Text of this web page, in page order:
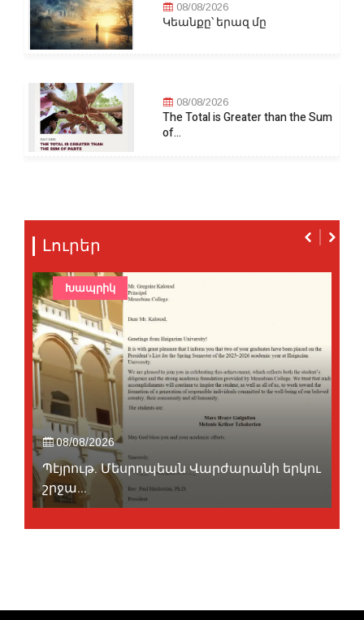
08/08/2026
Կեանքը՝ երազ մը
08/08/2026
The Total is Greater than the Sum
of...
Լուրեր
08/08/2026
Պէյրութ. Մեսրոպեան Վարժարանի երկու
շրջա...
Խապրիկ